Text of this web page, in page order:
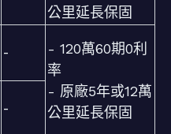
公里延長保固
-
- 120萬60期0利
率
- 原廠5年或12萬
公里延長保固
-